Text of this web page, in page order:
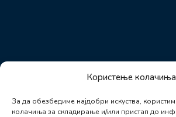
Користење колачиња
За да обезбедиме најдобри искуства,
колачиња за складирање и/или пристап до